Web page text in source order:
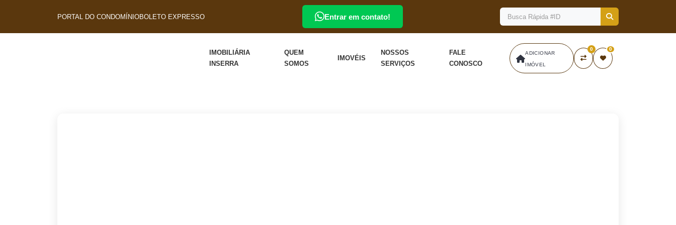
PORTAL DO CONDOMÍNIOBOLETO EXPRESSO Entrar em contato!
IMOBILIÁRIA
INSERRA
QUEM
SOMOS
IMOVÉIS
NOSSOS
SERVIÇOS
FALE
CONOSCO
ADICIONAR
IMÓVEL
0 0